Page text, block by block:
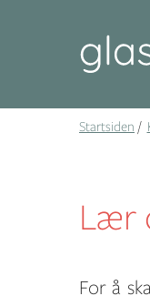
Startsiden
Lær
For å